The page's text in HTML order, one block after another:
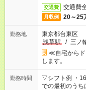
交通費 交通費
月収例 20～25
勤務地
東京都台東区
浅草駅
/ 三ノ
≪自宅からド
します。
勤務時間
▽シフト例 ・
での最初のうちは日勤か